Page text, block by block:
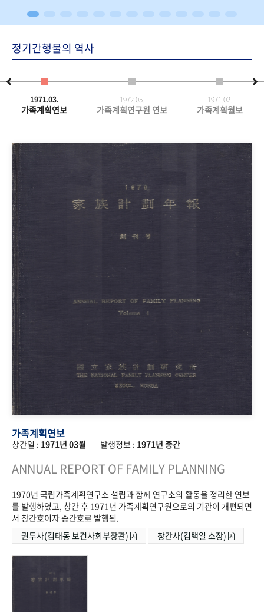
정기간행물의 역사
1971.03.
가족계획연보
1972.05.
가족계획연구원 연보
1971.02.
가족계획월보
가족계획연보
창간일 : 1971년 03월 발행정보 : 1971년 종간
ANNUAL REPORT OF FAMILY PLANNING
1970년 국립가족계획연구소 설립과 함께 연구소의 활동을 정리한 연보
를 발행하였고, 창간 후 1971년 가족계획연구원으로의 기관이 개편되면
서 창간호이자 종간호로 발행됨.
권두사(김태동 보건사회부장관)
창간사(김택일 소장)